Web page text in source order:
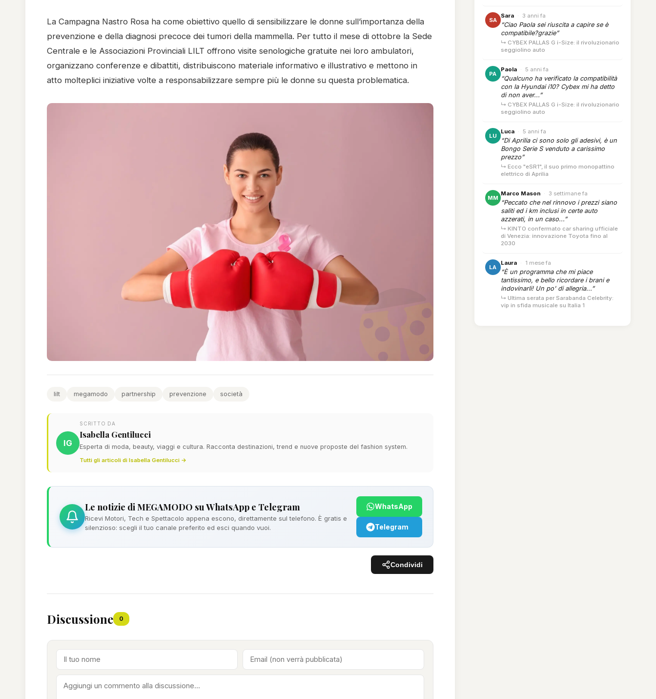
La Campagna Nastro Rosa ha come obiettivo quello di sensibilizzare le donne sull’importanza della
prevenzione e della diagnosi precoce dei tumori della mammella. Per tutto il mese di ottobre la Sede
Centrale e le Associazioni Provinciali LILT offrono visite senologiche gratuite nei loro ambulatori,
organizzano conferenze e dibattiti, distribuiscono materiale informativo e illustrativo e mettono in
atto molteplici iniziative volte a responsabilizzare sempre più le donne su questa problematica.
lilt megamodo partnership prevenzione società
IG
SCRITTO DA
Isabella Gentilucci
Esperta di moda, beauty, viaggi e cultura. Racconta destinazioni, trend e nuove proposte del fashion system.
Tutti gli articoli di Isabella Gentilucci →
Le notizie di MEGAMODO su WhatsApp e Telegram
Ricevi Motori, Tech e Spettacolo appena escono, direttamente sul telefono. È gratis e
silenzioso: scegli il tuo canale preferito ed esci quando vuoi.
WhatsApp
Telegram
Condividi
Discussione 0
SA
Sara · 3 anni fa
“Ciao Paola sei riuscita a capire se è
compatibile?grazie”
↳ CYBEX PALLAS G i-Size: il rivoluzionario
seggiolino auto
PA
Paola · 5 anni fa
“Qualcuno ha verificato la compatibilità
con la Hyundai i10? Cybex mi ha detto
di non aver...”
↳ CYBEX PALLAS G i-Size: il rivoluzionario
seggiolino auto
LU
Luca · 5 anni fa
“Di Aprilia ci sono solo gli adesivi, è un
Bongo Serie S venduto a carissimo
prezzo”
↳ Ecco "eSR1", il suo primo monopattino
elettrico di Aprilia
MM
Marco Mason · 3 settimane fa
“Peccato che nel rinnovo i prezzi siano
saliti ed i km inclusi in certe auto
azzerati, in un caso...”
↳ KINTO confermato car sharing ufficiale
di Venezia: innovazione Toyota fino al
2030
LA
Laura · 1 mese fa
“È un programma che mi piace
tantissimo, e bello ricordare i brani e
indovinarli! Un po' di allegria...”
↳ Ultima serata per Sarabanda Celebrity:
vip in sfida musicale su Italia 1